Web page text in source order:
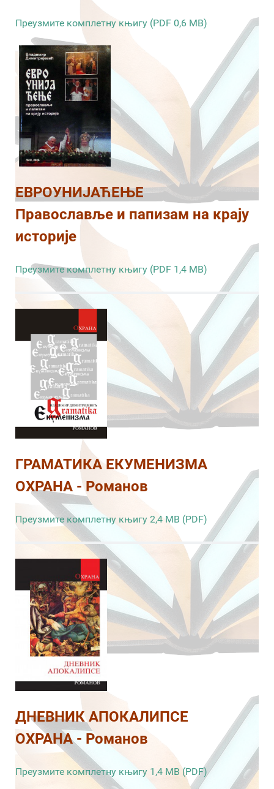
Преузмите комплетну књигу (PDF 0,6 MB)
ЕВРОУНИЈАЋЕЊЕ
Православље и папизам на крају
историје
Преузмите комплетну књигу (PDF 1,4 MB)
ГРАМАТИКА ЕКУМЕНИЗМА
ОХРАНА - Романов
Преузмите комплетну књигу 2,4 MB (PDF)
ДНЕВНИК АПОКАЛИПСЕ
ОХРАНА - Романов
Преузмите комплетну књигу 1,4 MB (PDF)